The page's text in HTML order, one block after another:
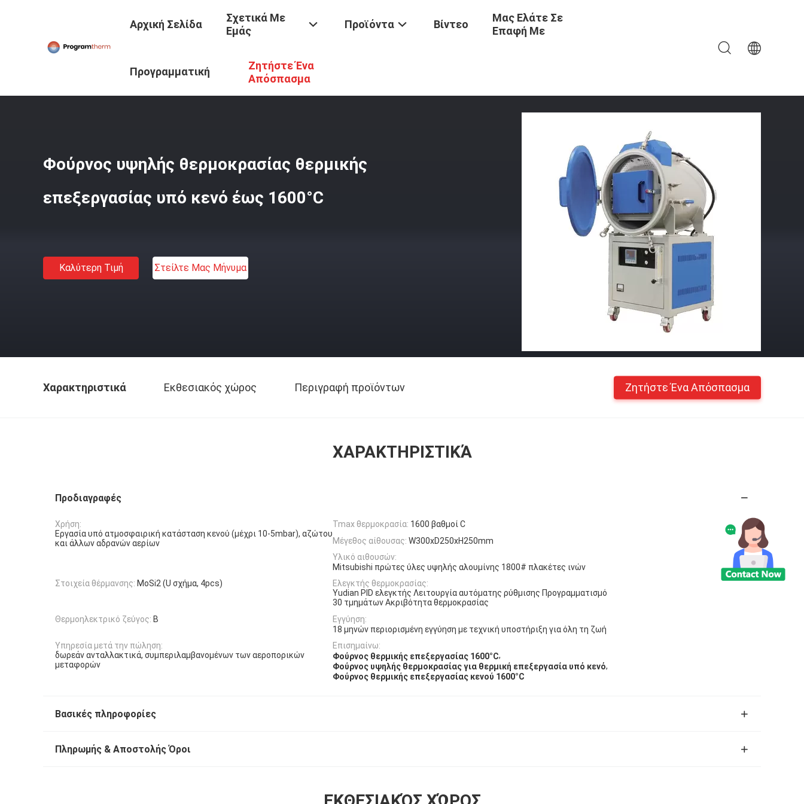
Αρχική Σελίδα
Σχετικά Με
Εμάς
Προϊόντα Βίντεο
Μας Ελάτε Σε
Επαφή Με
Προγραμματική
Ζητήστε Ένα
Απόσπασμα
Φούρνος Θερμικής Επεξεργασίας / Φούρνος Υψηλής Θερμοκρασίας Θερμικής Επεξεργασίας Υπό Κενό Έως 1600°C
Φούρνος υψηλής θερμοκρασίας θερμικής
επεξεργασίας υπό κενό έως 1600°C
Καλύτερη Τιμή Στείλτε Μας Μήνυμα
Χαρακτηριστικά Εκθεσιακός χώρος Περιγραφή προϊόντων Ζητήστε Ένα Απόσπασμα
ΧΑΡΑΚΤΗΡΙΣΤΙΚΆ
Προδιαγραφές
Χρήση:
Εργασία υπό ατμοσφαιρική κατάσταση κενού (μέχρι 10-5mbar), αζώτου
και άλλων αδρανών αερίων
Tmax θερμοκρασία: 1600 βαθμοί C
Μέγεθος αίθουσας: W300xD250xH250mm
Υλικό αιθουσών:
Mitsubishi πρώτες ύλες υψηλής αλουμίνης 1800# πλακέτες ινών
Στοιχεία θέρμανσης: MoSi2 (U σχήμα, 4pcs)
Ελεγκτής θερμοκρασίας:
Yudian PID ελεγκτής Λειτουργία αυτόματης ρύθμισης Προγραμματισμό
30 τμημάτων Ακριβότητα θερμοκρασίας
Θερμοηλεκτρικό ζεύγος: Β
Εγγύηση:
18 μηνών περιορισμένη εγγύηση με τεχνική υποστήριξη για όλη τη ζωή
Υπηρεσία μετά την πώληση:
δωρεάν ανταλλακτικά, συμπεριλαμβανομένων των αεροπορικών
μεταφορών
Επισημαίνω:
Φούρνος θερμικής επεξεργασίας 1600°C,
Φούρνος υψηλής θερμοκρασίας για θερμική επεξεργασία υπό κενό,
Φούρνος θερμικής επεξεργασίας κενού 1600°C
Βασικές πληροφορίες
Πληρωμής & Αποστολής Όροι